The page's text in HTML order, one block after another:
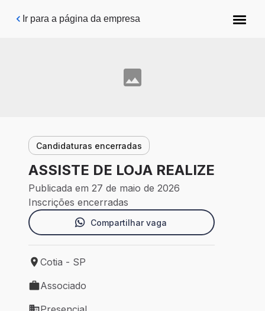
Pular para o conteúdo principal
Ir para a página da empresa
Candidaturas encerradas
ASSISTE DE LOJA REALIZE
Publicada em 27 de maio de 2026
Inscrições encerradas
Compartilhar vaga
Local de trabalho: Cotia - SP
Cotia - SP
Tipo de vaga: Associado
Associado